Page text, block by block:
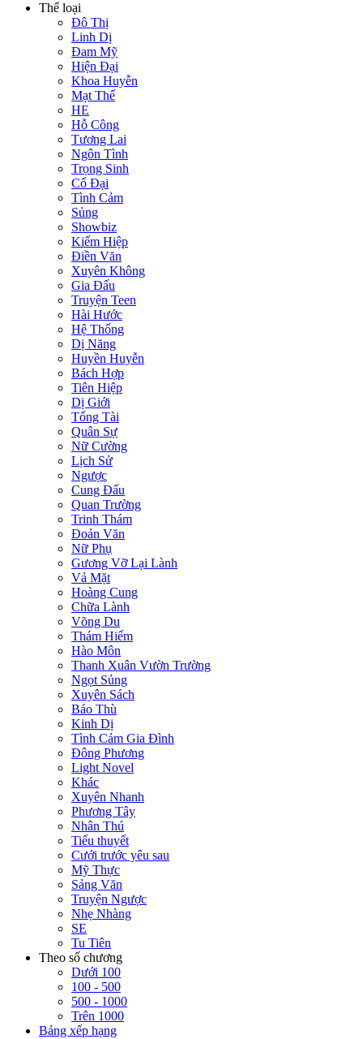
Thể loại
Đô Thị
Linh Dị
Đam Mỹ
Hiện Đại
Khoa Huyễn
Mạt Thế
HE
Hỗ Công
Tương Lai
Ngôn Tình
Trọng Sinh
Cổ Đại
Tình Cảm
Sủng
Showbiz
Kiếm Hiệp
Điền Văn
Xuyên Không
Gia Đấu
Truyện Teen
Hài Hước
Hệ Thống
Dị Năng
Huyền Huyễn
Bách Hợp
Tiên Hiệp
Dị Giới
Tổng Tài
Quân Sự
Nữ Cường
Lịch Sử
Ngược
Cung Đấu
Quan Trường
Trinh Thám
Đoản Văn
Nữ Phụ
Gương Vỡ Lại Lành
Vả Mặt
Hoàng Cung
Chữa Lành
Võng Du
Thám Hiểm
Hào Môn
Thanh Xuân Vườn Trường
Ngọt Sủng
Xuyên Sách
Báo Thù
Kinh Dị
Tình Cảm Gia Đình
Đông Phương
Light Novel
Khác
Xuyên Nhanh
Phương Tây
Nhân Thú
Tiểu thuyết
Cưới trước yêu sau
Mỹ Thực
Sảng Văn
Truyện Ngược
Nhẹ Nhàng
SE
Tu Tiên
Theo số chương
Dưới 100
100 - 500
500 - 1000
Trên 1000
Bảng xếp hạng